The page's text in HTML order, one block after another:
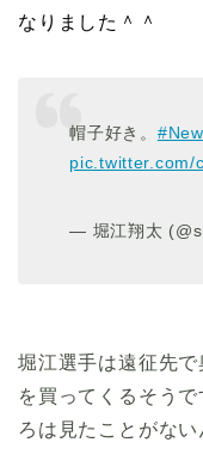
なりました＾＾
帽子好き。
pic.twitter.com/
— 堀江翔太
堀江選手は遠征先
を買ってくるそう
ろは見たことがない